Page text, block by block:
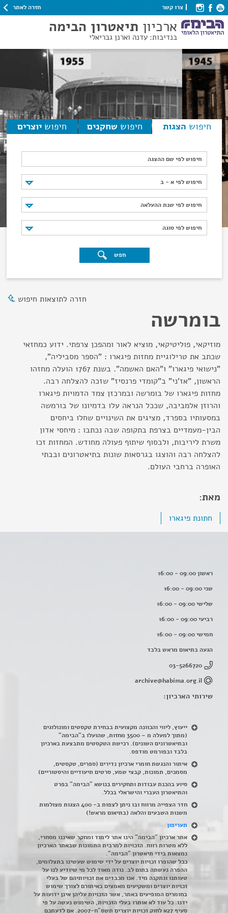
צרו קשר חזרה לאתר
ארכיון תיאטרון הבימה
בנדיבות: עדנה וארנן גבריאלי
חיפוש הצגות חיפוש שחקנים חיפוש יוצרים
חיפוש לפי שם ההצגה
חיפוש לפי א - ב
חיפוש לפי א - ב
חיפוש לפי שנת ההעלאה
חיפוש לפי שנת ההעלאה
חיפוש לפי סוגה
חיפוש לפי סוגה
חפש
חזרה לתוצאות חיפוש
בומרשה
מוזיקאי, פוליטיקאי, מוציא לאור ומהפכן צרפתי. ידוע כמחזאי
שכתב את טרילוגיית מחזות פיגארו : "הספר מסביליה",
"נישואי פיגארו" ו"האם האשמה". בשנת 1767 הועלה מחזהו
הראשון, "אז'ני" ב"קומדי פרנסיז" שזכה להצלחה רבה.
מחזות פיגארו של בומרשה ובמרכזן צמד הדמויות פיגארו
והרוזן אלמביבה, שככל הנראה עלו בדמיונו של בורמשה
במסעותיו בספרד, מציגים את השינויים שחלו ביחסים
הבין-מעמדיים בצרפת בתקופה שבה נכתבו : מיחסי אדון
משרת ליריבות, ולבסוף שיתוף פעולה מחודש. המחזות זכו
להצלחה רבה והוצגו בגרסאות שונות בתיאטרונים ובבתי
האופרה ברחבי העולם.
מאת:
חתונת פיגארו
ראשון 09:00 - 16:00
שני 09:00 - 16:00
שלישי 09:00 - 16:00
רביעי 09:00 - 16:00
חמישי 09:00 - 16:00
הגעה בתיאום מראש בלבד
03-5266720
archive@habima.org.il
שירותי הארכיון:
ייעוץ, ליווי והכוונה מקצועית בבחירת טקסטים ומונולוגים
(מתוך למעלה מ – 3500 מחזות, שהועלו ב"הבימה"
ובתיאטרונים השונים). רכישת הטקסטים מתבצעת בארכיון
בלבד ובפורמט מודפס.
איתור והנגשת חומרי ארכיון נדירים (ספרים, טקסטים,
מסמכים, תמונות, קבצי שמע, סרטים תיעודיים והיסטוריים)
סיוע בהכנת עבודות ותחקירים בנושא "הבימה" בפרט
והתיאטרון העברי והישראלי בכלל.
חדר הצפייה מרווח ובו ניתן לצפות ב- 400 הצגות מצולמות
משנות השבעים והלאה (בתיאום מראש!)
תעריפון
אתר ארכיון "הבימה" הינו אתר לימוד ומחקר שאיננו מסחרי,
ללא מטרות רווח. הזכויות למרבית התמונות שבאתר הארכיון
נמצאות בידי תיאטרון "הבימה".
ככל שהופרו זכויות יוצרים על ידי שימוש שעשינו בתצלומים,
ההפרה נעשתה בתום לב. נודה מאוד לכל מי שיודיע לנו על
טעותנו ונתקנה מיד. אנו מכבדים את זכויותיהם של בעלי
זכויות יוצרים ומשקיעים מאמצים באיתורם לצורך שימוש
בחומרים המופיעים באתר, אשר הזכויות עליהן אינן ידועות על
ידנו. כל עוד לא אותרו בעלי הזכויות, השימוש נעשה על פי
סעיף 27א לחוק זכויות יוצרים תשס"ח-2007. אם לדעתכם